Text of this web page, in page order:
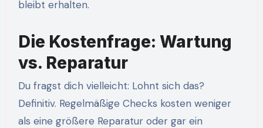
bleibt erhalten.
Die Kostenfrage: Wartung
vs. Reparatur
Du fragst dich vielleicht: Lohnt sich das?
Definitiv. Regelmäßige Checks kosten weniger
als eine größere Reparatur oder gar ein